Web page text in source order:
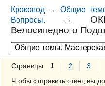
Архив
ГАЛЕРЕЯ
Правила
Поиск
Регистрация
Кроковод →Общие
Вопросы.
→
Велосипедного
Страницы 1 2 3
Чтобы отправить ответ, вы